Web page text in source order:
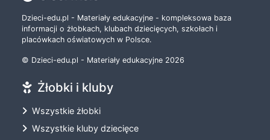
Dzieci-edu.pl - Materiały edukacyjne - kompleksowa baza
informacji o żłobkach, klubach dziecięcych, szkołach i
placówkach oświatowych w Polsce.
© Dzieci-edu.pl - Materiały edukacyjne 2026
Żłobki i kluby
Wszystkie żłobki
Wszystkie kluby dziecięce